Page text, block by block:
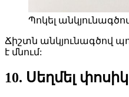
Պոկել
Ճիշտն անկյունագծով
է մնում:
10. Սեղմել